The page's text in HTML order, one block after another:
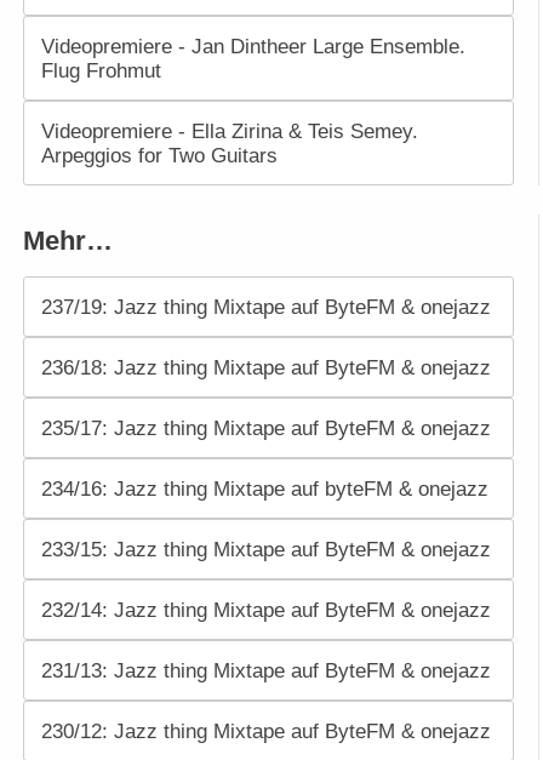
Videopremiere - Jan Dintheer Large Ensemble.
Flug Frohmut
Videopremiere - Ella Zirina & Teis Semey.
Arpeggios for Two Guitars
Mehr…
237/19: Jazz thing Mixtape auf ByteFM & onejazz
236/18: Jazz thing Mixtape auf ByteFM & onejazz
235/17: Jazz thing Mixtape auf ByteFM & onejazz
234/16: Jazz thing Mixtape auf byteFM & onejazz
233/15: Jazz thing Mixtape auf ByteFM & onejazz
232/14: Jazz thing Mixtape auf ByteFM & onejazz
231/13: Jazz thing Mixtape auf ByteFM & onejazz
230/12: Jazz thing Mixtape auf ByteFM & onejazz